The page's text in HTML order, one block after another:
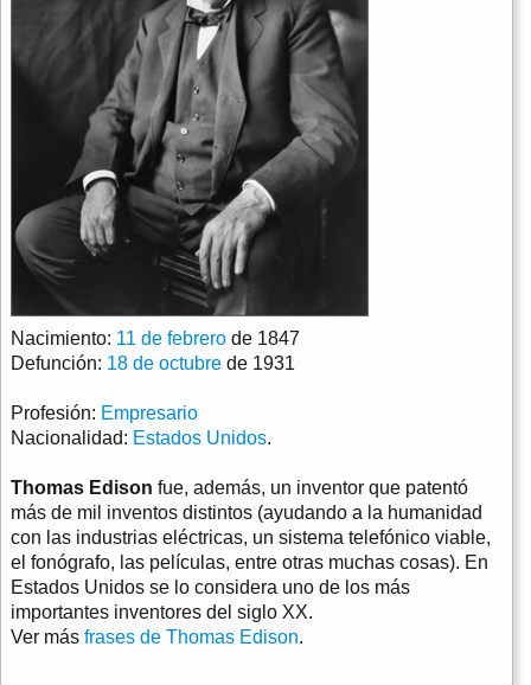
Nacimiento: 11 de febrero de 1847
Defunción: 18 de octubre de 1931
Profesión: Empresario
Nacionalidad: Estados Unidos.
Thomas Edison fue, además, un inventor que patentó
más de mil inventos distintos (ayudando a la humanidad
con las industrias eléctricas, un sistema telefónico viable,
el fonógrafo, las películas, entre otras muchas cosas). En
Estados Unidos se lo considera uno de los más
importantes inventores del siglo XX.
Ver más frases de Thomas Edison.